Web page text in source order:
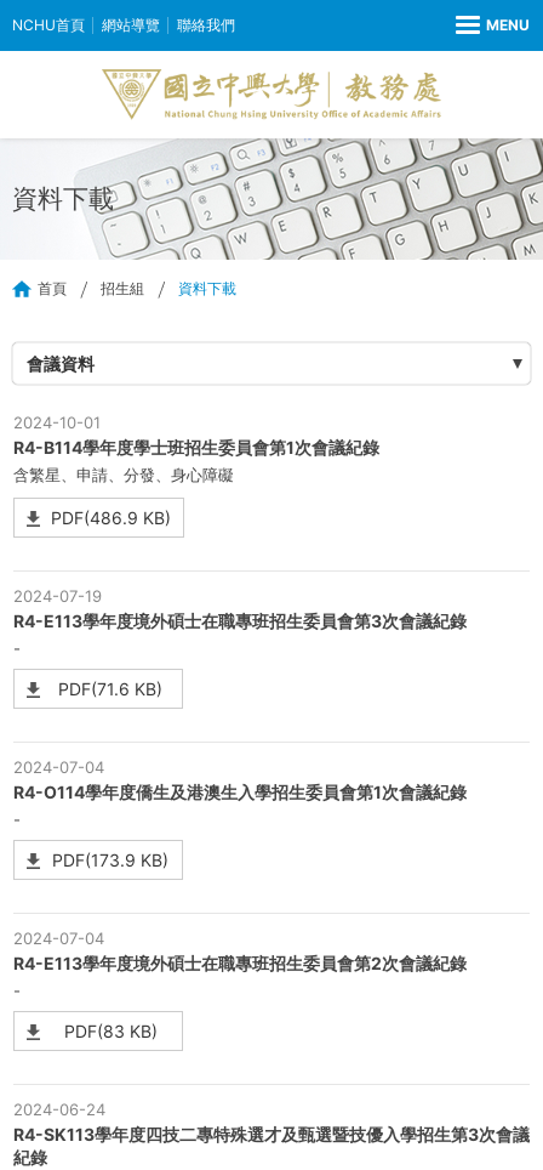
NCHU首頁 網站導覽 聯絡我們
資料下載
首頁 招生組 資料下載
會議資料
2024-10-01
R4-B114學年度學士班招生委員會第1次會議紀錄
含繁星、申請、分發、身心障礙
PDF(486.9 KB)
2024-07-19
R4-E113學年度境外碩士在職專班招生委員會第3次會議紀錄
-
PDF(71.6 KB)
2024-07-04
R4-O114學年度僑生及港澳生入學招生委員會第1次會議紀錄
-
PDF(173.9 KB)
2024-07-04
R4-E113學年度境外碩士在職專班招生委員會第2次會議紀錄
-
PDF(83 KB)
2024-06-24
R4-SK113學年度四技二專特殊選才及甄選暨技優入學招生第3次會議
紀錄